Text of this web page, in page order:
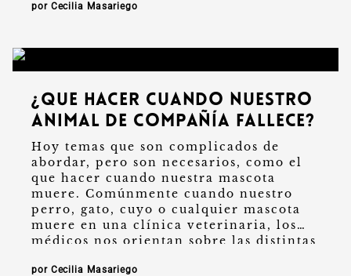
por Cecilia Masariego
¿Que hacer cuando nuestro
animal de compañía fallece?
Hoy temas que son complicados de
abordar, pero son necesarios, como el
que hacer cuando nuestra mascota
muere. Comúnmente cuando nuestro
perro, gato, cuyo o cualquier mascota
muere en una clínica veterinaria, los
médicos nos orientan sobre las distintas
por Cecilia Masariego